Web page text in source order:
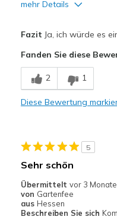
mehr Details
Hübsch
Geeignete Verwendung
Freizeitkleidung
Größe
Passt
Fazit Ja, ich würde es
Fanden Sie diese
2 1
Diese Bewertung
5
Sehr schön
Übermittelt vor 3
von Gartenfee
aus Hessen
Beschreiben Sie sich